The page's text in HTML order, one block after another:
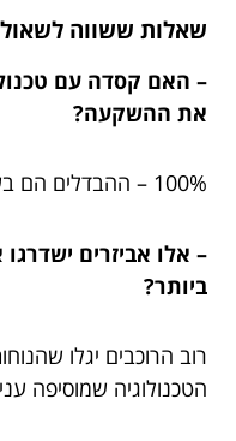
שאלות ששווה
– האם קסדה עם
את ההשקעה?
100% – ההבדלים הם בשקט נפשי ובבטיחות האישית.
– אלו אביזרים
ביותר?
רוב הרוכבים יגלו
הטכנולוגיה שמוסיפה